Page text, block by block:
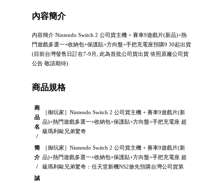
內容簡介
內容簡介 Nintendo Switch 2 公司貨主機 + 賽車9遊戲片(新品)+熱
門遊戲多選一+收納包+保護貼+方向盤+手把充電座預購9 30起出貨
(目前台灣發售日訂在7-9月, 此為首批公司貨出貨 依照原廠公司貨
公告 敬請期待)
商品規格
商
品
名
/
［御玩家］Nintendo Switch 2 公司貨主機 + 賽車9遊戲片(新
品)+熱門遊戲多選一+收納包+保護貼+方向盤+手把充電座 超
級瑪利歐兄弟驚奇
簡
介
/
［御玩家］Nintendo Switch 2 公司貨主機 + 賽車9遊戲片(新
品)+熱門遊戲多選一+收納包+保護貼+方向盤+手把充電座 超
級瑪利歐兄弟驚奇：任天堂新機NS2搶先預購台灣公司貨第
誠